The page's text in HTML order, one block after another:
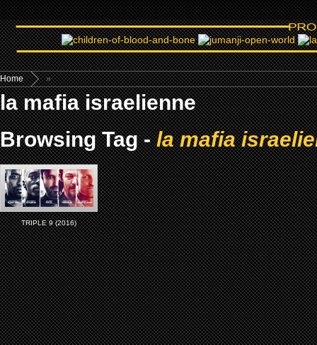
Home »
la mafia israelienne
Browsing Tag -la mafia
TRIPLE 9 (2016)